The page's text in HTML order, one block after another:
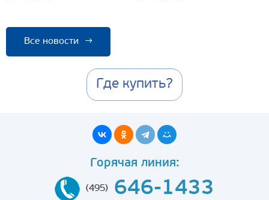
Все новости →
Где купить?
Горячая линия:
(495) 646-1433